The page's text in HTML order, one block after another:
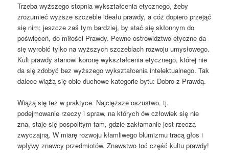
Trzeba wyższego stopnia wykształcenia etycznego, żeby
zrozumieć wyższe szczeble ideału prawdy, a cóż dopiero przejąć
się nim; jeszcze zaś tym bardziej, by stać się skłonnym do
poświęceń, do miłości Prawdy. Pewne ostrowidztwo etyczne da
się wyrobić tylko na wyższych szczeblach rozwoju umysłowego.
Kult prawdy stanowi koronę wykształcenia etycznego, której nie
da się zdobyć bez wyższego wykształcenia intelektualnego. Tak
dalece wiążą się obie duchowe kategorie bytu: Dobro z Prawdą.
Wiążą się też w praktyce. Najcięższe oszustwo, tj.
podejmowanie rzeczy i spraw, na których ów człowiek się nie
zna, staje się pospolitym tam, gdzie zakłamanie jest rzeczą
zwyczajną. W miarę rozwoju kłamliwego blumizmu tracą głos i
wpływy znawcy przedmiotów. Znawstwo toć część kultu prawdy!